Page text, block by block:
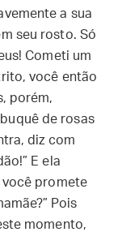
a sua
seu rosto. Só
Cometi um
você então
porém,
de rosas
diz com
E ela
você promete
Pois
momento,